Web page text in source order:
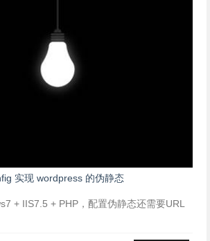
实现 wordpress 的伪静态
+ IIS7.5 + PHP，配置伪静态还需要URL